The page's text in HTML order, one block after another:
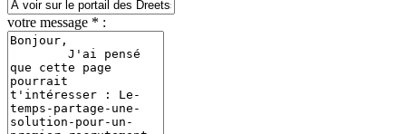
votre message * :